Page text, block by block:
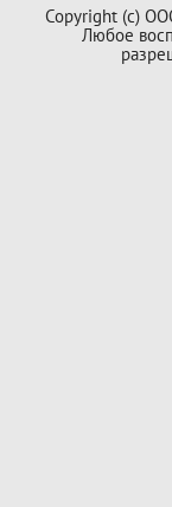
Copyright (с)
Любое